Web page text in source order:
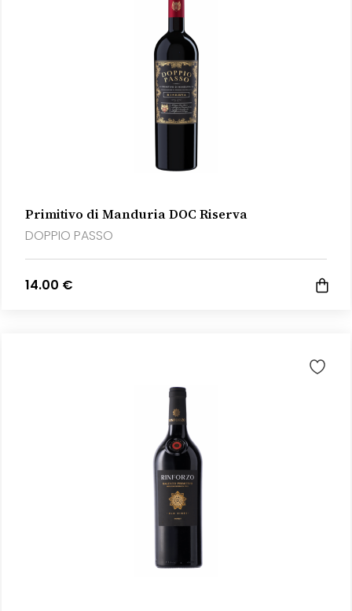
Primitivo di Manduria DOC Riserva
DOPPIO PASSO
14.00 €